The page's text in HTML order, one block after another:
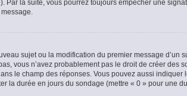
). Par la suite, vous pourrez toujours empêcher une
sujet ou la modification du premier message d’un
vous n’avez probablement pas le droit de créer des
le champ des réponses. Vous pouvez aussi indiquer
la durée en jours du sondage (mettre « 0 » pour une